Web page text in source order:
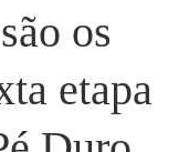
os
etapa